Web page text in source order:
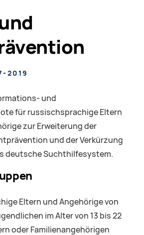
2019
und
für russischsprachige Eltern
zur Erweiterung der
und der Verkürzung
deutsche Suchthilfesystem.
Eltern und Angehörige von
im Alter von 13 bis 22
oder Familienangehörigen